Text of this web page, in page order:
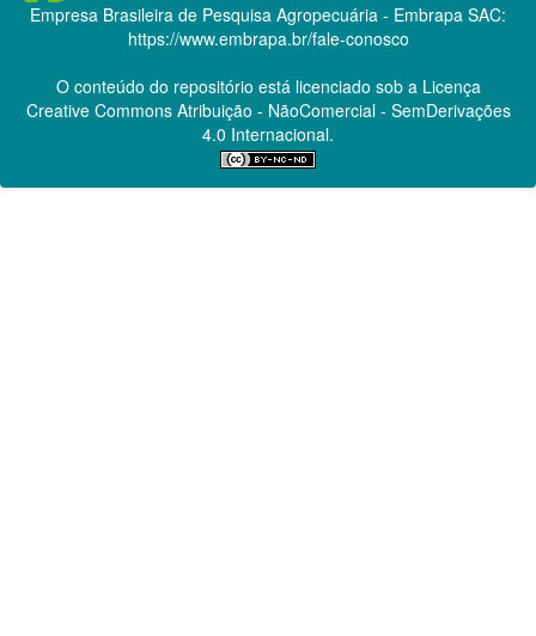
Empresa Brasileira de Pesquisa Agropecuária - Embrapa SAC:
https://www.embrapa.br/fale-conosco
O conteúdo do repositório está licenciado sob a Licença
Creative CommonsAtribuição - NãoComercial - SemDerivações
4.0 Internacional.